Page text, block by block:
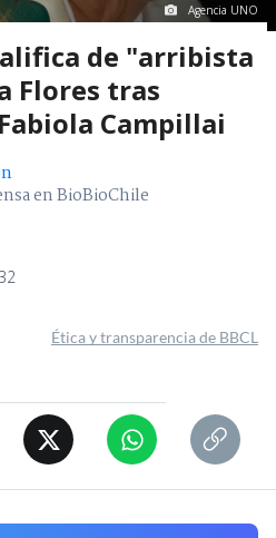
Agencia UNO
de "arribista
Flores tras
Campillai
en BioBioChile
Ética y transparencia de BBCL